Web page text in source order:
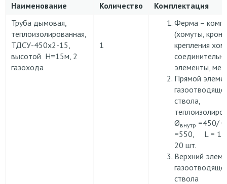
Наименование Количество
Комплектация
Труба дымовая,
теплоизолированная,
ТДСУ-450х2-15,
высотой Н=15м, 2
газохода
1
Ферма –
(хомуты,
крепления
элементы,
Прямой
ствола,
Øвнутр =450/ Ø
=550, L =
20 шт.
Верхний
ствола